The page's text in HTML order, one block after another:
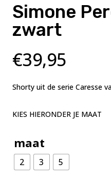
Simone
zwart
€39,95
Shorty uit de serie Caresse
KIES HIERONDER JE MAAT
maat
2 3 5